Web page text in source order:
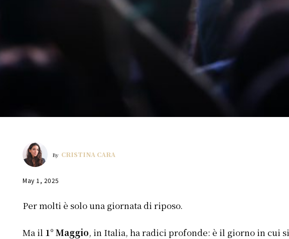
By CRISTINA CARA
May 1, 2025
Per molti è solo una giornata di riposo.
Ma il 1° Maggio, in Italia, ha radici profonde: è il giorno in cui si